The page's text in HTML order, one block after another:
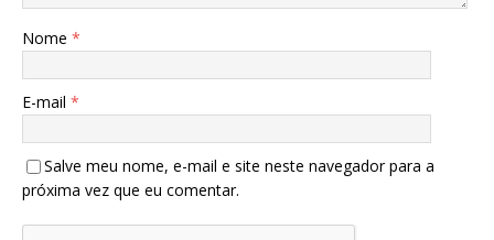
Nome *
E-mail *
Salve meu nome, e-mail e site neste navegador para a
próxima vez que eu comentar.